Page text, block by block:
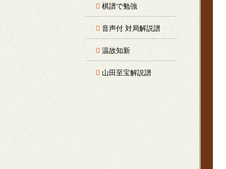
棋譜で勉強
音声付 対局解説譜
温故知新
山田至宝解説譜